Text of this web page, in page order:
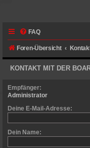
FAQ
Foren-Übersicht
KONTAKT MIT DER
Empfänger:
Administrator
Deine E-Mail-Adresse:
Dein Name: